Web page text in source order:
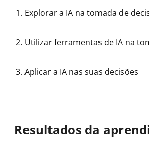
Explorar a IA na tomada de
Utilizar ferramentas de IA na
Aplicar a IA nas suas decisões
Resultados da